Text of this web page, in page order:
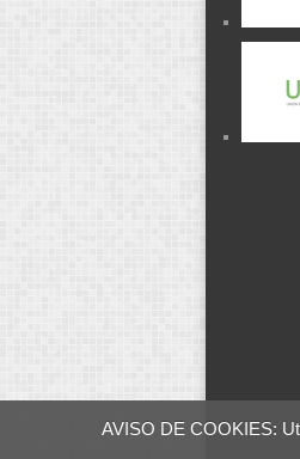
AVISO DE COOKIES: